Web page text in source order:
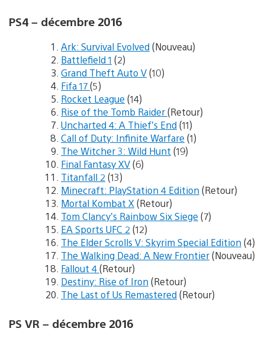
PS4 – décembre 2016
Ark: Survival Evolved (Nouveau)
Battlefield 1 (2)
Grand Theft Auto V(10)
Fifa 17(5)
Rocket League (14)
Rise of the Tomb Raider(Retour)
Uncharted 4: A Thief’s End (11)
Call of Duty: Infinite Warfare (1)
The Witcher 3: Wild Hunt (19)
Final Fantasy XV(6)
Titanfall 2 (13)
Minecraft: PlayStation 4 Edition (Retour)
Mortal Kombat X (Retour)
Tom Clancy’s Rainbow Six Siege (7)
EA Sports UFC 2 (12)
The Elder Scrolls V: Skyrim Special Edition (4)
The Walking Dead: A New Frontier(Nouveau)
Fallout 4(Retour)
Destiny: Rise of Iron (Retour)
The Last of Us Remastered (Retour)
PS VR – décembre 2016